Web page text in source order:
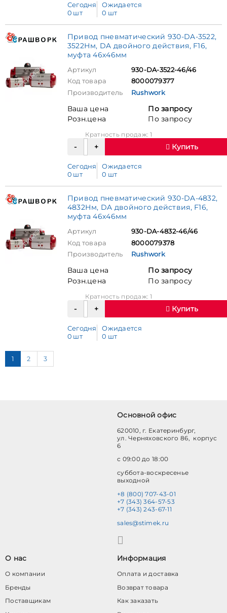
Сегодня
0 шт
Ожидается
0 шт
Привод пневматический 930-DA-3522,
3522Нм, DA двойного действия, F16,
муфта 46х46мм
Артикул
930-DA-3522-46/46
Код товара
8000079377
Производитель
Rushwork
Ваша цена
По запросу
Розн.цена
По запросу
Кратность продаж: 1
Купить
Сегодня
0 шт
Ожидается
0 шт
Привод пневматический 930-DA-4832,
4832Нм, DA двойного действия, F16,
муфта 46х46мм
Артикул
930-DA-4832-46/46
Код товара
8000079378
Производитель
Rushwork
Ваша цена
По запросу
Розн.цена
По запросу
Кратность продаж: 1
Купить
Сегодня
0 шт
Ожидается
0 шт
1 2 3
Основной офис
620010, г. Екатеринбург,
ул. Черняховского 86, корпус
6
с 09:00 до 18:00
суббота-воскресенье
выходной
+8 (800) 707-43-01
+7 (343) 364-57-53
+7 (343) 243-67-11
sales@stimek.ru
О нас
О компании
Бренды
Поставщикам
Информация
Оплата и доставка
Возврат товара
Как заказать